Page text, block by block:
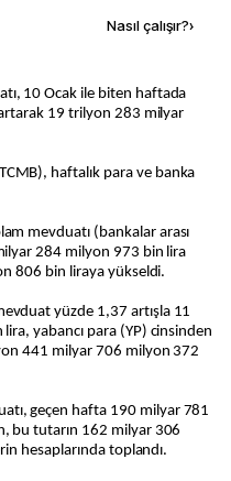
Nasıl çalışır?›
19 trilyon 283 milyar
haftalık para ve banka
mevduatı (bankalar arası
284 milyon 973 bin lira
806 bin liraya yükseldi.
yüzde 1,37 artışla 11
yabancı para (YP) cinsinden
441 milyar 706 milyon 372
geçen hafta 190 milyar 781
bu tutarın 162 milyar 306
hesaplarında toplandı.